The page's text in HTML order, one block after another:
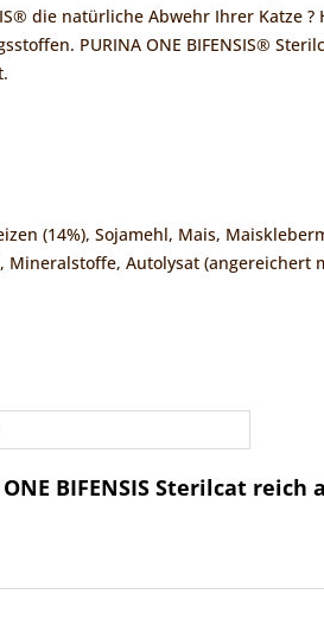
die natürliche Abwehr Ihrer Katze ?
PURINA ONE BIFENSIS®
(14%), Sojamehl, Mais,
Mineralstoffe, Autolysat
BIFENSIS Sterilcat reich